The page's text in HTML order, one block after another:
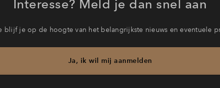
Interesse? Meld je dan snel aan
blijf je op de hoogte van het belangrijkste nieuws en eventuele
Ja, ik wil mij aanmelden